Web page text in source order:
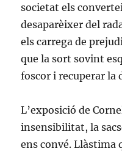
societat els
desaparèixer del
els carrega de
que la sort sovint
foscor i recuperar la
L’exposició de
insensibilitat, la
ens convé. Llàstima